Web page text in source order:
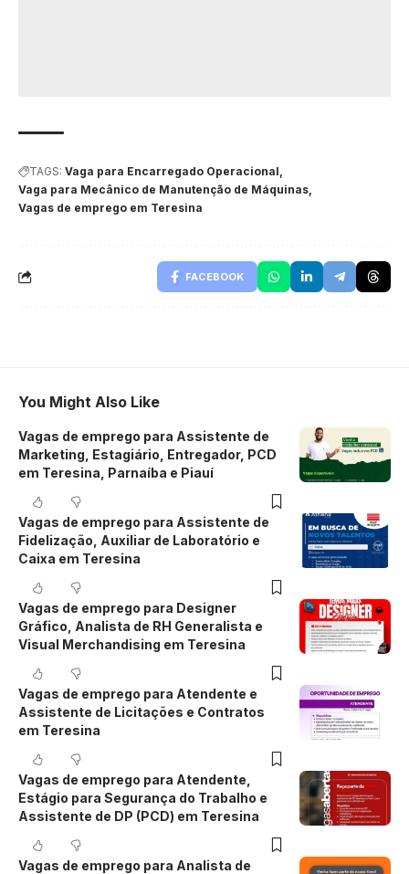
TAGS: Vaga para Encarregado Operacional
Vaga para Mecânico de Manutenção de Máquinas
Vagas de emprego em Teresina
FACEBOOK
You Might Also Like
Vagas de emprego para Assistente de
Marketing, Estagiário, Entregador, PCD
em Teresina, Parnaíba e Piauí
Vagas de emprego para Assistente de
Fidelização, Auxiliar de Laboratório e
Caixa em Teresina
Vagas de emprego para Designer
Gráfico, Analista de RH Generalista e
Visual Merchandising em Teresina
Vagas de emprego para Atendente e
Assistente de Licitações e Contratos
em Teresina
Vagas de emprego para Atendente,
Estágio para Segurança do Trabalho e
Assistente de DP (PCD) em Teresina
Vagas de emprego para Analista de